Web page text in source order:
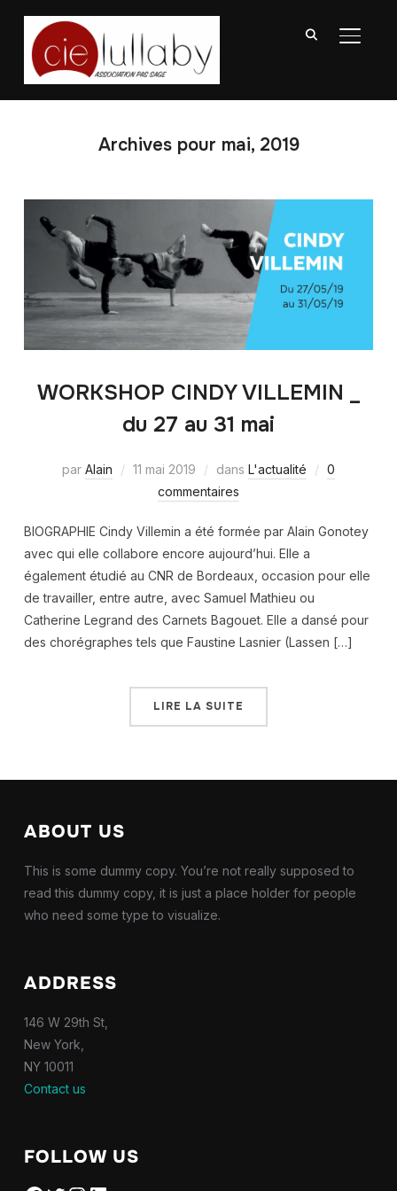
Archives pour mai, 2019
WORKSHOP CINDY VILLEMIN _
du 27 au 31 mai
par Alain 11 mai 2019 dans L'actualité
0
commentaires
BIOGRAPHIE Cindy Villemin a été formée par Alain Gonotey
avec qui elle collabore encore aujourd’hui. Elle a
également étudié au CNR de Bordeaux, occasion pour elle
de travailler, entre autre, avec Samuel Mathieu ou
Catherine Legrand des Carnets Bagouet. Elle a dansé pour
des chorégraphes tels que Faustine Lasnier (Lassen […]
LIRE LA SUITE
ABOUT US
This is some dummy copy. You’re not really supposed to
read this dummy copy, it is just a place holder for people
who need some type to visualize.
ADDRESS
146 W 29th St,
New York,
NY 10011
Contact us
FOLLOW US